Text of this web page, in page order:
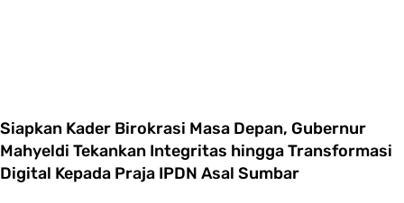
Siapkan Kader Birokrasi Masa Depan, Gubernur
Mahyeldi Tekankan Integritas hingga Transformasi
Digital Kepada Praja IPDN Asal Sumbar